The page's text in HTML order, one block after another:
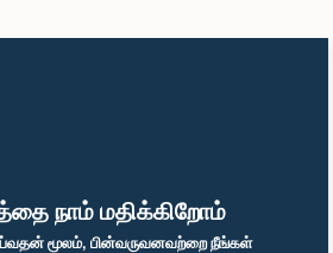
நாம் மதிக்கிறோம்
மூலம், பின்வருவனவற்றை நீங்கள்